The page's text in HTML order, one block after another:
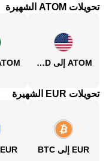
تحويلات ATOM الشهيرة
ATOM إلى USD
تحويلات EUR الشهيرة
EUR إلى BTC EUR إلى ETH